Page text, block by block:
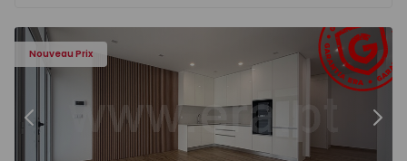
Nouveau Prix
- 17
Appartement T1 Ovar, OVAR Jardins Garrett - 1548124 -
Précédent